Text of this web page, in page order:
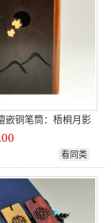
嵌铜笔筒：梧桐月影
看同类